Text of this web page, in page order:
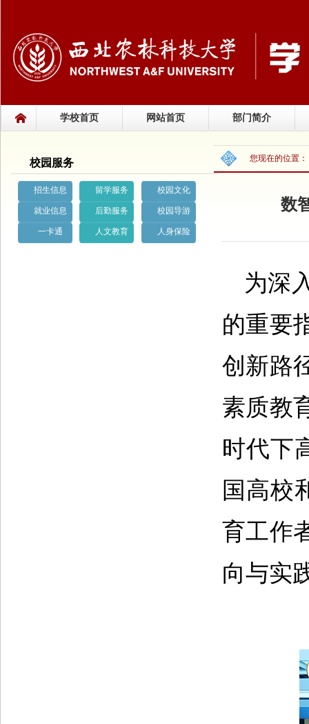
学校首页 网站首页 部门简介
校园服务
招生信息 留学服务 校园文化
就业信息 后勤服务 校园导游
一卡通 人文教育 人身保险
您现在的位置：
数
为深
的重要
创新路
素质教
时代下
国高校
育工作
向与实